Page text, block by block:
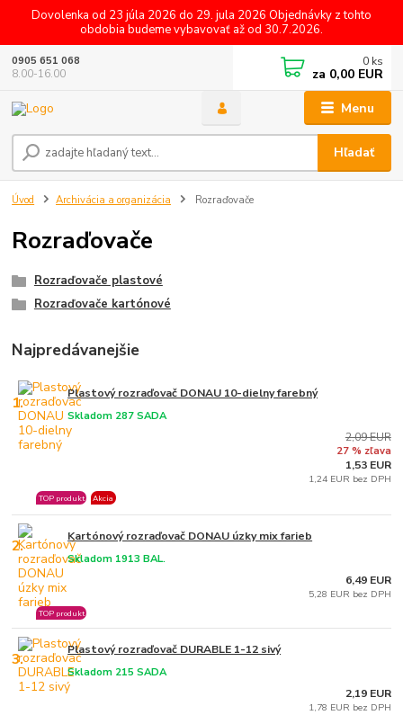
Dovolenka od 23 júla 2026 do 29. jula 2026 Objednávky z tohto
obdobia budeme vybavovať až od 30.7.2026.
Menu
Hľadať
0905 651 068
8.00-16.00
0 ks
za 0,00 EUR
Úvod Archivácia a organizácia Rozraďovače
Rozraďovače
Rozraďovače plastové
Rozraďovače kartónové
Najpredávanejšie
1. Plastový rozraďovač DONAU 10-dielny farebný
Skladom 287 SADA
TOP produkt Akcia
2,09 EUR
27 % zľava
1,53 EUR
1,24 EUR bez DPH
2. Kartónový rozraďovač DONAU úzky mix farieb
Skladom 1913 BAL.
TOP produkt
6,49 EUR
5,28 EUR bez DPH
3. Plastový rozraďovač DURABLE 1-12 sivý
Skladom 215 SADA
2,19 EUR
1,78 EUR bez DPH